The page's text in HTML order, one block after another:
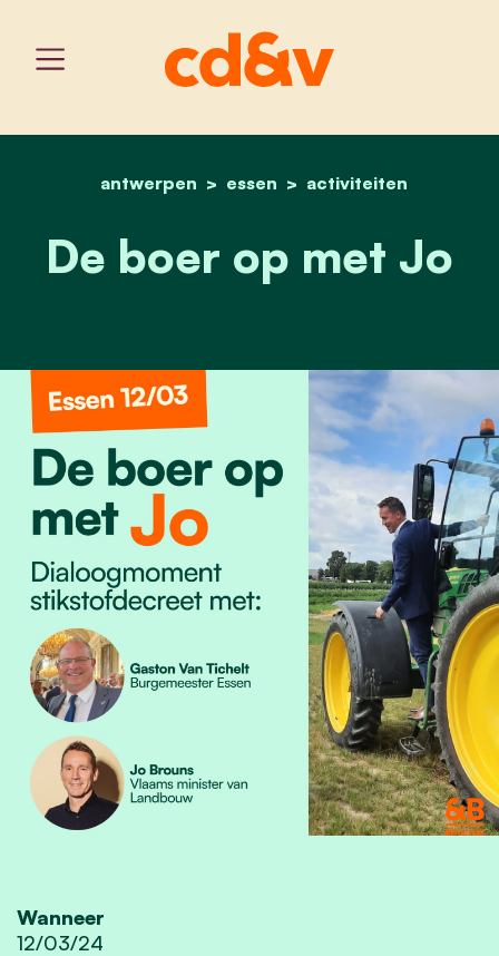
home
antwerpen essen activiteiten
de boer op met jo
De boer op met Jo
Wanneer
12/03/24